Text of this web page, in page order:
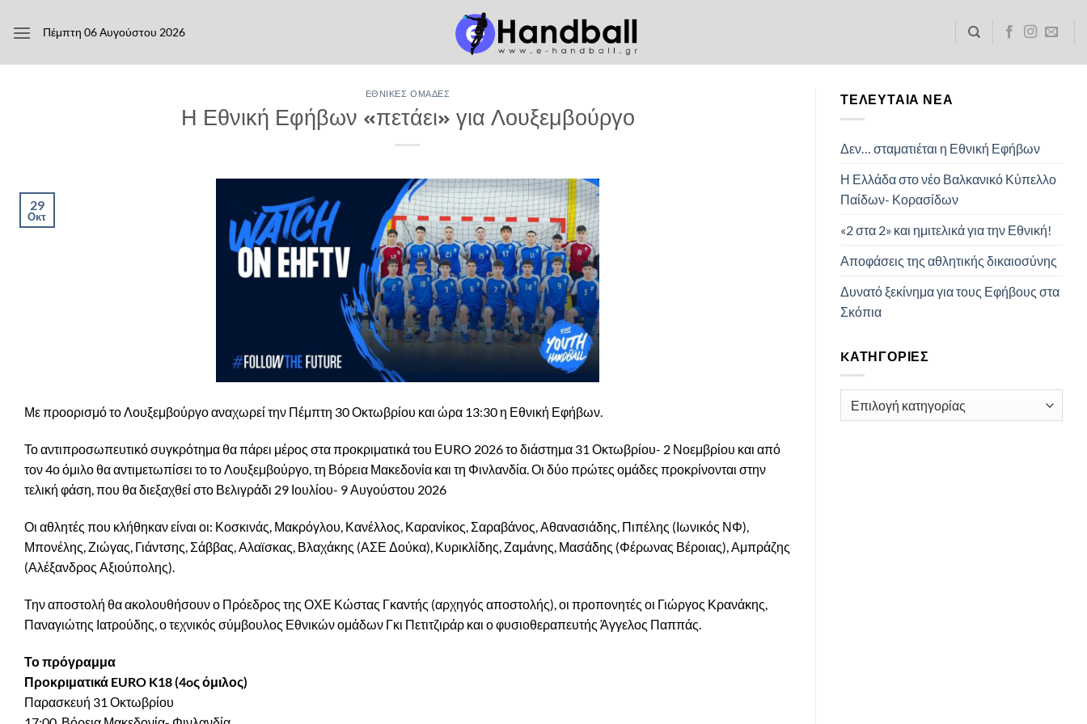
στο
Πέμπτη 06 Αυγούστου 2026
ΕΘΝΙΚΈΣ ΟΜΆΔΕΣ
Η Εθνική Εφήβων «πετάει» για Λουξεμβούργο
29
Οκτ
Με προορισμό το Λουξεμβούργο αναχωρεί την Πέμπτη 30 Οκτωβρίου και ώρα 13:30 η Εθνική Εφήβων.
Το αντιπροσωπευτικό συγκρότημα θα πάρει μέρος στα προκριματικά του ΕURO 2026 το διάστημα 31 Οκτωβρίου- 2 Νοεμβρίου και από
τον 4ο όμιλο θα αντιμετωπίσει το το Λουξεμβούργο, τη Βόρεια Μακεδονία και τη Φινλανδία. Οι δύο πρώτες ομάδες προκρίνονται στην
τελική φάση, που θα διεξαχθεί στο Βελιγράδι 29 Ιουλίου- 9 Αυγούστου 2026
Οι αθλητές που κλήθηκαν είναι οι: Κοσκινάς, Μακρόγλου, Κανέλλος, Καρανίκος, Σαραβάνος, Αθανασιάδης, Πιπέλης (Ιωνικός ΝΦ),
Μπονέλης, Ζιώγας, Γιάντσης, Σάββας, Αλαϊσκας, Βλαχάκης (ΑΣΕ Δούκα), Κυρικλίδης, Ζαμάνης, Μασάδης (Φέρωνας Βέροιας), Αμπράζης
(Αλέξανδρος Αξιούπολης).
Την αποστολή θα ακολουθήσουν ο Πρόεδρος της ΟΧΕ Κώστας Γκαντής (αρχηγός αποστολής), οι προπονητές οι Γιώργος Κρανάκης,
Παναγιώτης Ιατρούδης, ο τεχνικός σύμβουλος Εθνικών ομάδων Γκι Πετιτζιράρ και ο φυσιοθεραπευτής Άγγελος Παππάς.
Το πρόγραμμα
Προκριματικά EURO K18 (4oς όμιλος)
Παρασκευή 31 Οκτωβρίου
ΤΕΛΕΥΤΑΊΑ ΝΈΑ
Δεν… σταματιέται η Εθνική Εφήβων
Η Ελλάδα στο νέο Βαλκανικό Κύπελλο
Παίδων- Κορασίδων
«2 στα 2» και ημιτελικά για την Εθνική!
Αποφάσεις της αθλητικής δικαιοσύνης
Δυνατό ξεκίνημα για τους Εφήβους στα
Σκόπια
KΑΤΗΓΟΡΊΕΣ
Kατηγορίες